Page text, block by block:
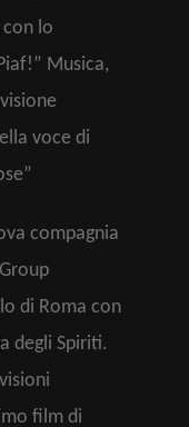
con lo
Musica,
voce di
compagnia
di Roma con
degli Spiriti.
film di